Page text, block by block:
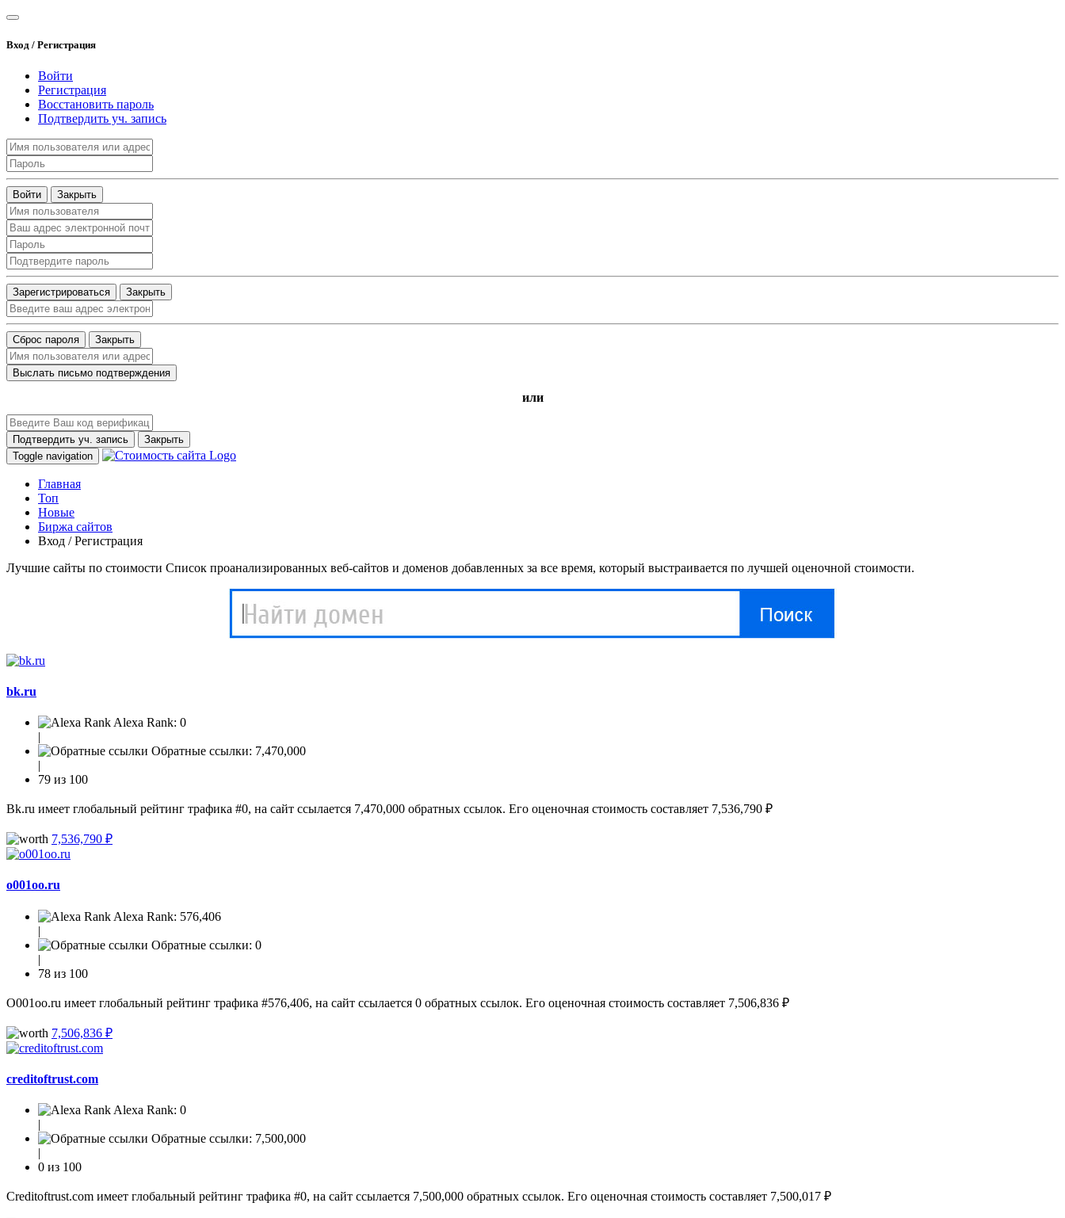
Вход / Регистрация
Войти
Регистрация
Восстановить пароль
Подтвердить уч. запись
Войти Закрыть
Зарегистрироваться Закрыть
Сброс пароля Закрыть
Выслать письмо подтверждения
или
Подтвердить уч. запись
Закрыть
Toggle navigation
Главная
Топ
Новые
Биржа сайтов
Вход / Регистрация
Лучшие сайты по стоимости Список проанализированных веб-сайтов и доменов добавленных за все время, который выстраивается по лучшей оценочной стоимости.
bk.ru
Alexa Rank: 0
|
Обратные ссылки: 7,470,000
|
79 из 100
Bk.ru имеет глобальный рейтинг трафика #0, на сайт ссылается 7,470,000 обратных ссылок. Его оценочная стоимость составляет 7,536,790 ₽
7,536,790 ₽
o001oo.ru
Alexa Rank: 576,406
|
Обратные ссылки: 0
|
78 из 100
O001oo.ru имеет глобальный рейтинг трафика #576,406, на сайт ссылается 0 обратных ссылок. Его оценочная стоимость составляет 7,506,836 ₽
7,506,836 ₽
creditoftrust.com
Alexa Rank: 0
|
Обратные ссылки: 7,500,000
|
0 из 100
Creditoftrust.com имеет глобальный рейтинг трафика #0, на сайт ссылается 7,500,000 обратных ссылок. Его оценочная стоимость составляет 7,500,017 ₽